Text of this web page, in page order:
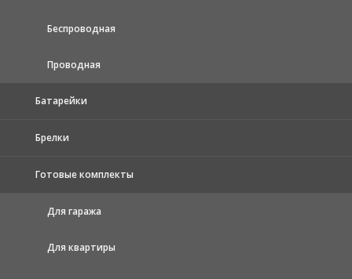
Беспроводная
Проводная
Батарейки
Брелки
Готовые комплекты
Для гаража
Для квартиры